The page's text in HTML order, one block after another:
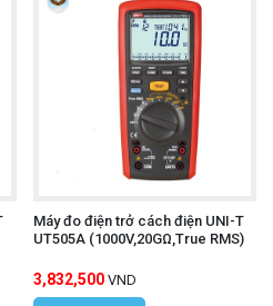
Máy đo điện trở cách điện UNI-T
UT505A (1000V,20GΩ,True RMS)
3,832,500 VND